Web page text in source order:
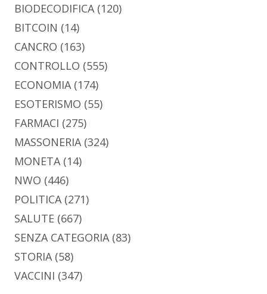
BIODECODIFICA (120)
BITCOIN (14)
CANCRO (163)
CONTROLLO (555)
ECONOMIA (174)
ESOTERISMO (55)
FARMACI (275)
MASSONERIA (324)
MONETA (14)
NWO (446)
POLITICA (271)
SALUTE (667)
SENZA CATEGORIA (83)
STORIA (58)
VACCINI (347)